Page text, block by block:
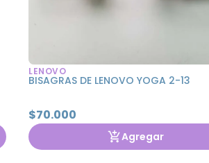
LENOVO
BISAGRAS DE LENOVO YOGA 2-13
$70.000
Agregar